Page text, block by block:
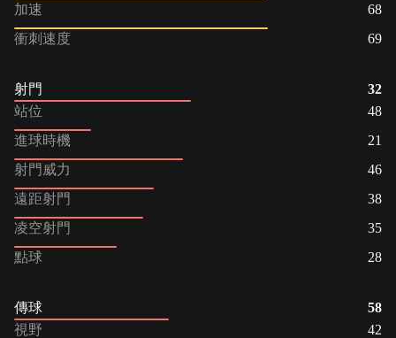
加速
68
衝刺速度
69
射門
32
站位
48
進球時機
21
射門威力
46
遠距射門
38
凌空射門
35
點球
28
傳球
58
視野
42